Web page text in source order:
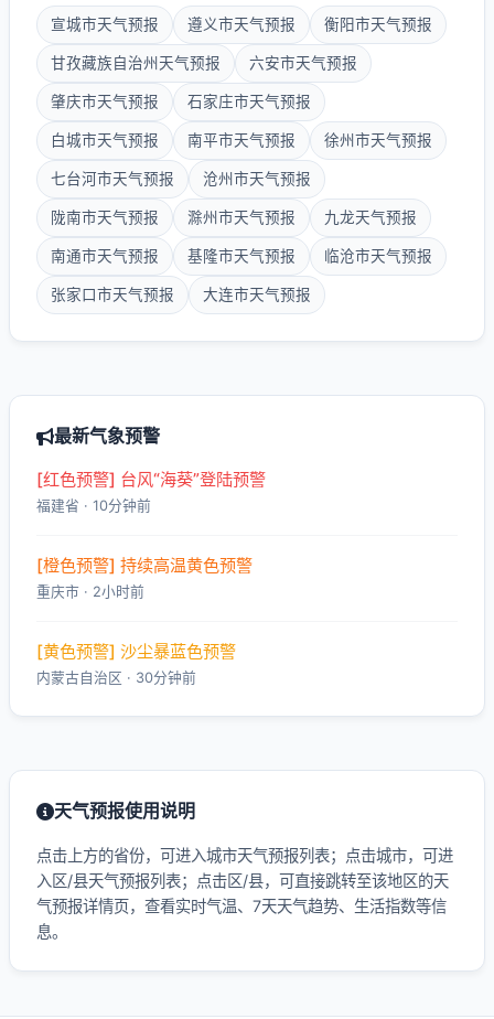
宣城市天气预报 遵义市天气预报 衡阳市天气预报
甘孜藏族自治州天气预报 六安市天气预报
肇庆市天气预报 石家庄市天气预报
白城市天气预报 南平市天气预报 徐州市天气预报
七台河市天气预报 沧州市天气预报
陇南市天气预报 滁州市天气预报 九龙天气预报
南通市天气预报 基隆市天气预报 临沧市天气预报
张家口市天气预报 大连市天气预报
最新气象预警
[红色预警] 台风“海葵”登陆预警
福建省 · 10分钟前
[橙色预警] 持续高温黄色预警
重庆市 · 2小时前
[黄色预警] 沙尘暴蓝色预警
内蒙古自治区 · 30分钟前
天气预报使用说明
点击上方的省份，可进入城市天气预报列表；点击城市，可进
入区/县天气预报列表；点击区/县，可直接跳转至该地区的天
气预报详情页，查看实时气温、7天天气趋势、生活指数等信
息。